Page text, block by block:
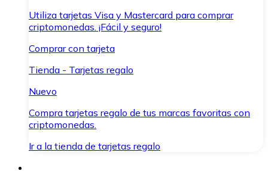
Utiliza tarjetas Visa y Mastercard para comprar
criptomonedas. ¡Fácil y seguro!
Comprar con tarjeta
Tienda - Tarjetas regalo
Nuevo
Compra tarjetas regalo de tus marcas favoritas con
criptomonedas.
Ir a la tienda de tarjetas regalo